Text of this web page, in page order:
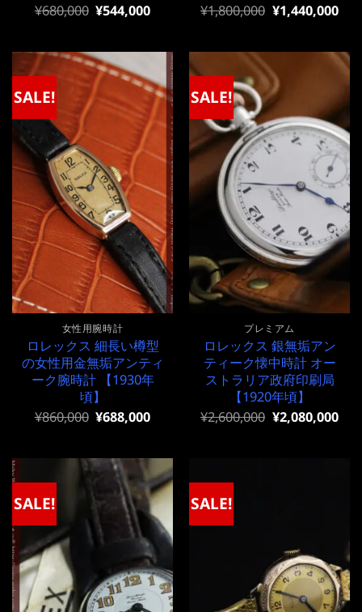
元
格
は
¥680,000
で
し
¥680,000 現
価
格
は
¥680,000
で
¥544,000
元
格
¥1,800,000
で
し
¥1,800,000 現
価
格
は
¥1,800,000
で
す。
¥1,440,000
SALE!
女性用腕時計
ロレックス 細長い樽型
の女性用金無垢アンティ
ーク腕時計 【1930年
頃】
元
¥860,000
で
し
¥860,000 現
価
格
は
¥860,000
で
¥688,000
SALE!
プレミアム
ロレックス 銀無垢アン
ティーク懐中時計 オー
ストラリア政府印刷局
【1920年頃】
元
¥2,600,000
で
し
¥2,600,000 現
¥2,080,000
SALE! SALE!